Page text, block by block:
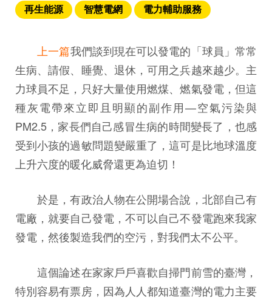
再生能源 智慧電網 電力輔助服務
上一篇我們談到現在可以發電的「球員」常常
生病、請假、睡覺、退休，可用之兵越來越少。主
力球員不足，只好大量使用燃煤、燃氣發電，但這
種灰電帶來立即且明顯的副作用—空氣污染與
PM2.5，家長們自己感冒生病的時間變長了，也感
受到小孩的過敏問題變嚴重了，這可是比地球溫度
上升六度的暖化威脅還更為迫切！
於是，有政治人物在公開場合說，北部自己有
電廠，就要自己發電，不可以自己不發電跑來我家
發電，然後製造我們的空污，對我們太不公平。
這個論述在家家戶戶喜歡自掃門前雪的臺灣，
特別容易有票房，因為人人都知道臺灣的電力主要